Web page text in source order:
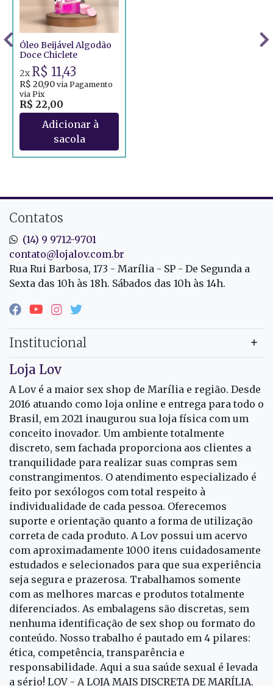
Óleo Beijável Algodão
Doce Chiclete
R$ 22,00
2x R$ 11,43
R$ 20,90 via Pagamento
via Pix
Contatos
(14) 9 9712-9701
contato@lojalov.com.br
Rua Rui Barbosa, 173 - Marília - SP - De Segunda a
Sexta das 10h às 18h. Sábados das 10h às 14h.
Institucional
Loja Lov
A Lov é a maior sex shop de Marília e região. Desde
2016 atuando como loja online e entrega para todo o
Brasil, em 2021 inaugurou sua loja física com um
conceito inovador. Um ambiente totalmente
discreto, sem fachada proporciona aos clientes a
tranquilidade para realizar suas compras sem
constrangimentos. O atendimento especializado é
feito por sexólogos com total respeito à
individualidade de cada pessoa. Oferecemos
suporte e orientação quanto a forma de utilização
correta de cada produto. A Lov possui um acervo
com aproximadamente 1000 itens cuidadosamente
estudados e selecionados para que sua experiência
seja segura e prazerosa. Trabalhamos somente
com as melhores marcas e produtos totalmente
diferenciados. As embalagens são discretas, sem
nenhuma identificação de sex shop ou formato do
conteúdo. Nosso trabalho é pautado em 4 pilares:
ética, competência, transparência e
responsabilidade. Aqui a sua saúde sexual é levada
a sério! LOV - A LOJA MAIS DISCRETA DE MARÍLIA.